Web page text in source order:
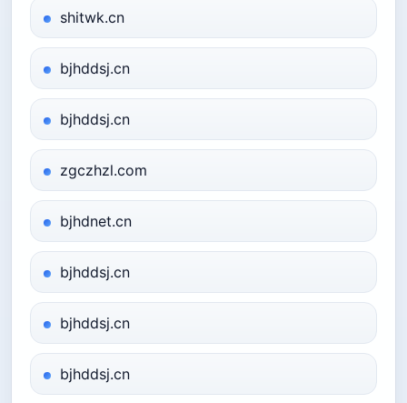
shitwk.cn
bjhddsj.cn
bjhddsj.cn
zgczhzl.com
bjhdnet.cn
bjhddsj.cn
bjhddsj.cn
bjhddsj.cn